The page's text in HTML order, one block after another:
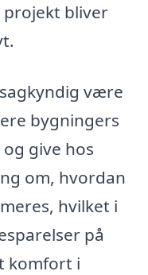
bliver
være
bygningers
give hos
om, hvordan
hvilket i
på
komfort i